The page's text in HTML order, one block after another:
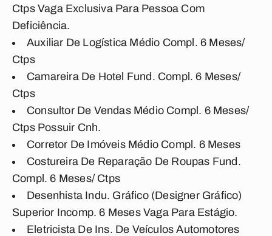
Ctps Vaga Exclusiva Para Pessoa Com
Deficiência.
Auxiliar De Logística Médio Compl. 6 Meses/
Ctps
Camareira De Hotel Fund. Compl. 6 Meses/
Ctps
Consultor De Vendas Médio Compl. 6 Meses/
Ctps Possuir Cnh.
Corretor De Imóveis Médio Compl. 6 Meses
Costureira De Reparação De Roupas Fund.
Compl. 6 Meses/ Ctps
Desenhista Indu. Gráfico (Designer Gráfico)
Superior Incomp. 6 Meses Vaga Para Estágio.
Eletricista De Ins. De Veículos Automotores